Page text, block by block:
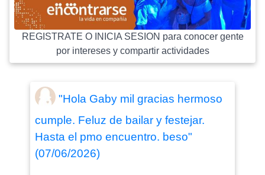
REGISTRATE O INICIA SESION para conocer gente
por intereses y compartir actividades
"Hola Gaby mil gracias hermoso
cumple. Feluz de bailar y festejar.
Hasta el pmo encuentro. beso"
(07/06/2026)